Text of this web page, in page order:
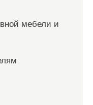
мебели и